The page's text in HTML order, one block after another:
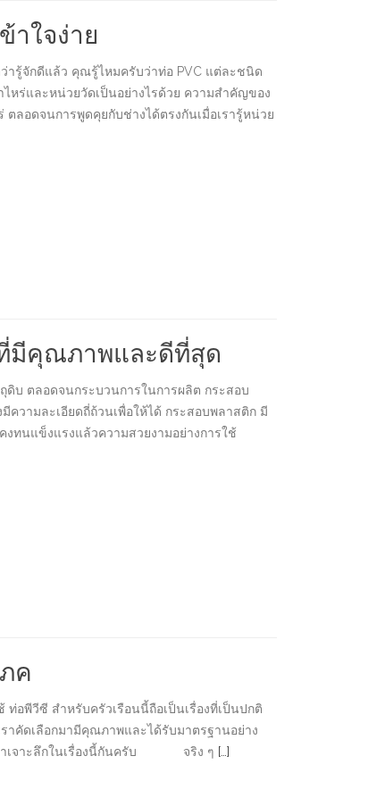
าใจง่าย
ารู้จักดีแล้ว คุณรู้ไหมครับว่าท่อ PVC แต่ละชนิด
หร่และหน่วยวัดเป็นอย่างไรด้วย ความสำคัญของ
ลอดจนการพูดคุยกับช่างได้ตรงกันเมื่อเรารู้หน่วย
มีคุณภาพและดีที่สุด
บ ตลอดจนกระบวนการในการผลิต กระสอบ
วามละเอียดถี่ถ้วนเพื่อให้ได้ กระสอบพลาสติก มี
ทนแข็งแรงแล้วความสวยงามอย่างการใช้
ค
พีวีซี สำหรับครัวเรือนนี้ถือเป็นเรื่องที่เป็นปกติ
าคัดเลือกมามีคุณภาพและได้รับมาตรฐานอย่าง
ะมาเจาะลึกในเรื่องนี้กันครับ จริง ๆ […]